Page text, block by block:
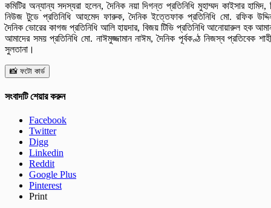
কমিটির অন্যান্য সদস্যরা হলেন, দৈনিক নয়া দিগন্ত প্রতিনিধি মুহাম্মদ কাইসার হামিদ,
নিউজ টুডে প্রতিনিধি আহমেদ ফারুক, দৈনিক ইত্তেফাক প্রতিনিধি মো. রফিক
দৈনিক ভোরের কাগজ প্রতিনিধি আলি হায়দার, বিজয় টিভি প্রতিনিধি আনোয়ারুল হক
আমাদের সময় প্রতিনিধি মো. নাঈমুজ্জামান নাঈম, দৈনিক পূর্বকণ্ঠ নিজস্ব প্রতিবেক
সুলতানা।
📸 ফটো কার্ড
সংবাদটি শেয়ার করুন
Facebook
Twitter
Digg
Linkedin
Reddit
Google Plus
Pinterest
Print